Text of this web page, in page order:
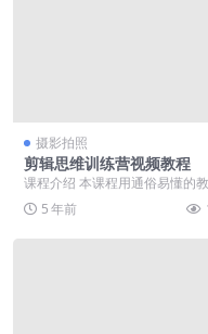
摄影拍照
剪辑思维训练营视频教程
课程介绍 本课程用通俗易懂的
方式，传授剪辑思维训练，小白
通大神无障碍学习，...
5 年前